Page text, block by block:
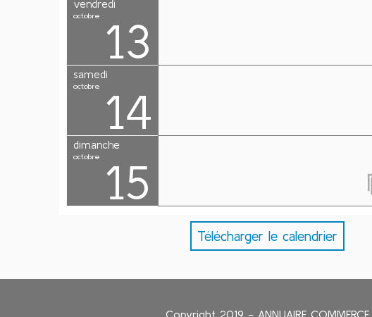
Télécharger le calendrier
Copyright 2019 - ANNUAIRE COMMERCE